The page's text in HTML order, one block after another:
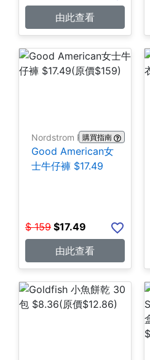
由此查看
Nordstrom Rack購買指南
Good American女
士牛仔褲 $17.49
$ 159 $17.49
由此查看